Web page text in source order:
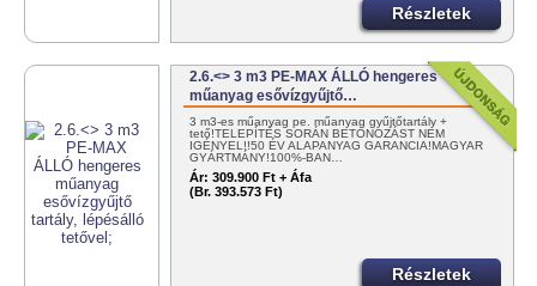
Részletek
2.6.<> 3 m3 PE-MAX ÁLLÓ hengeres
műanyag esővízgyűjtő…
3 m3-es műanyag pe. műanyag gyűjtőtartály +
tető!TELEPÍTÉS SORÁN BETONOZÁST NEM
IGÉNYEL!!50 ÉV ALAPANYAG GARANCIA!MAGYAR
GYÁRTMÁNY!100%-BAN…
Ár: 309.900 Ft + Áfa
(Br. 393.573 Ft)
Részletek